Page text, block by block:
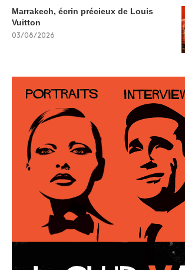
Marrakech, écrin précieux de Louis
Vuitton
03/08/2026